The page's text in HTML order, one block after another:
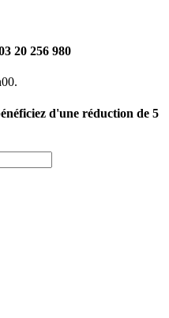
20 256 980
d'une réduction de 5